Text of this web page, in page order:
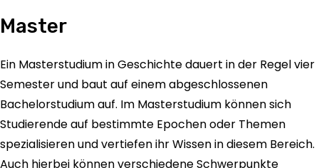
Master
Ein Masterstudium in Geschichte dauert in der Regel vier
Semester und baut auf einem abgeschlossenen
Bachelorstudium auf. Im Masterstudium können sich
Studierende auf bestimmte Epochen oder Themen
spezialisieren und vertiefen ihr Wissen in diesem Bereich.
Auch hierbei können verschiedene Schwerpunkte